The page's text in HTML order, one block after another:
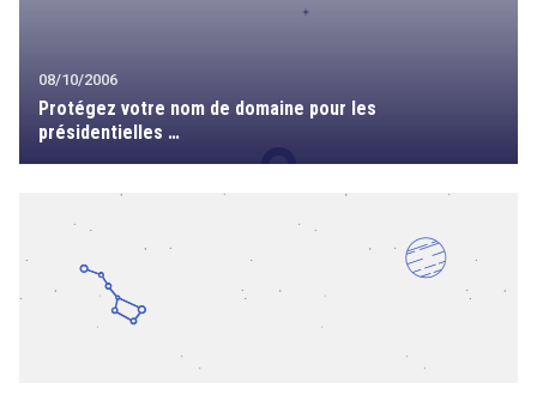
08/10/2006
Protégez votre nom de domaine pour les
présidentielles …